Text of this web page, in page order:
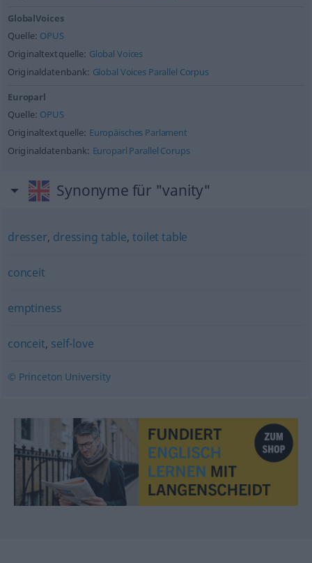
GlobalVoices
Quelle: OPUS
Originaltextquelle: Global Voices
Originaldatenbank: Global Voices Parallel Corpus
Europarl
Quelle: OPUS
Originaltextquelle: Europäisches Parlament
Originaldatenbank: Europarl Parallel Corups
Synonyme für "vanity"
dresser, dressing table,toilet table
conceit
emptiness
conceit, self-love
© Princeton University